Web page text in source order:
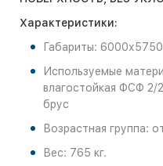
Характеристики:
Габариты:
Используемые
влагостойкая ФСФ 2/
брус
Возрастная группа:
Вес: 765 кг.